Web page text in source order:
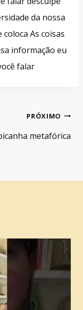
da nossa
As coisas
informação eu
falar
PRÓXIMO
metafórica